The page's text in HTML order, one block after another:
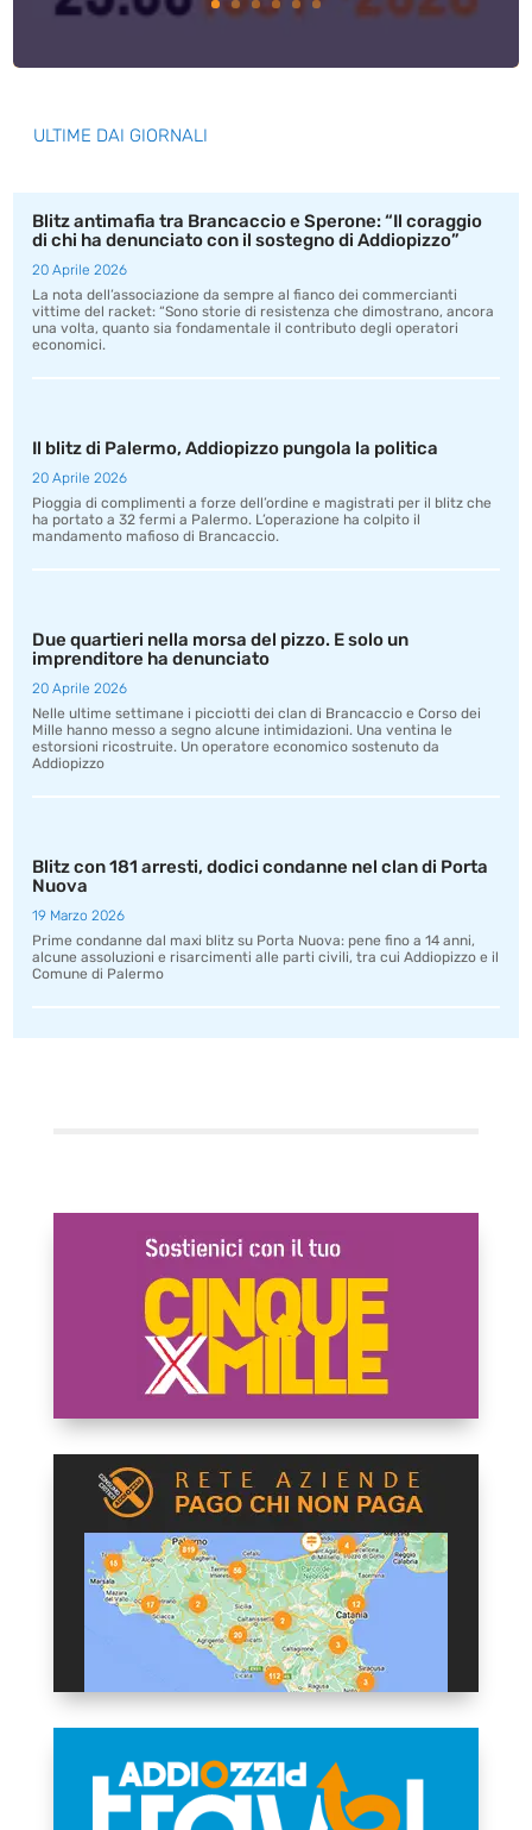
ULTIME DAI GIORNALI
Blitz antimafia tra Brancaccio e Sperone: “Il coraggio
di chi ha denunciato con il sostegno di Addiopizzo”
20 Aprile 2026
La nota dell’associazione da sempre al fianco dei commercianti
vittime del racket: “Sono storie di resistenza che dimostrano, ancora
una volta, quanto sia fondamentale il contributo degli operatori
economici.
Il blitz di Palermo, Addiopizzo pungola la politica
20 Aprile 2026
Pioggia di complimenti a forze dell’ordine e magistrati per il blitz che
ha portato a 32 fermi a Palermo. L’operazione ha colpito il
mandamento mafioso di Brancaccio.
Due quartieri nella morsa del pizzo. E solo un
imprenditore ha denunciato
20 Aprile 2026
Nelle ultime settimane i picciotti dei clan di Brancaccio e Corso dei
Mille hanno messo a segno alcune intimidazioni. Una ventina le
estorsioni ricostruite. Un operatore economico sostenuto da
Addiopizzo
Blitz con 181 arresti, dodici condanne nel clan di Porta
Nuova
19 Marzo 2026
Prime condanne dal maxi blitz su Porta Nuova: pene fino a 14 anni,
alcune assoluzioni e risarcimenti alle parti civili, tra cui Addiopizzo e il
Comune di Palermo